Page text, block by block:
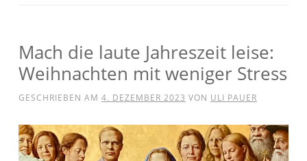
Mach die laute Jahreszeit leise:
Weihnachten mit weniger Stress
GESCHRIEBEN AM 4. DEZEMBER 2023 VON ULI PAUER